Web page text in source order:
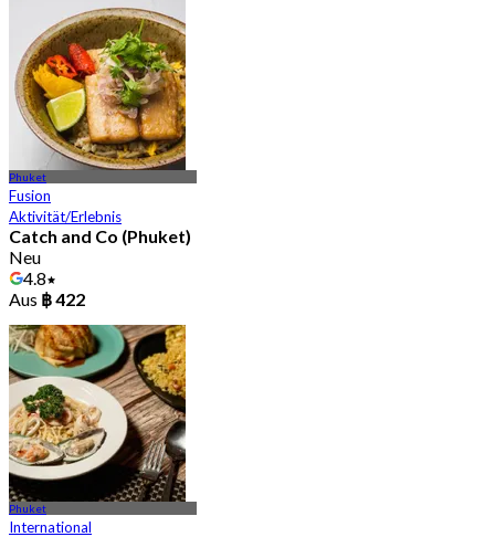
Phuket
Fusion
Aktivität/Erlebnis
Catch and Co (Phuket)
Neu
4.8
Aus ฿ 422
Phuket
International